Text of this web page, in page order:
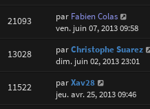
21093 par Fabien Colas
ven. juin 07, 2013 09:58
13028 parChristophe Suarez
dim. juin 02, 2013 23:01
11522 parXav28
jeu. avr. 25, 2013 09:46